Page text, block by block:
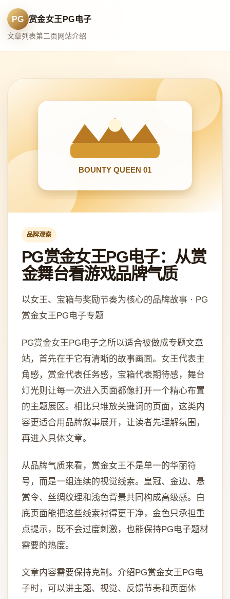
PG 赏金女王PG电子
文章列表第二页网站介绍
品牌观察
PG赏金女王PG电子：从赏
金舞台看游戏品牌气质
以女王、宝箱与奖励节奏为核心的品牌故事 · PG
赏金女王PG电子专题
PG赏金女王PG电子之所以适合被做成专题文章
站，首先在于它有清晰的故事画面。女王代表主
角感，赏金代表任务感，宝箱代表期待感，舞台
灯光则让每一次进入页面都像打开一个精心布置
的主题展区。相比只堆放关键词的页面，这类内
容更适合用品牌叙事展开，让读者先理解氛围，
再进入具体文章。
从品牌气质来看，赏金女王不是单一的华丽符
号，而是一组连续的视觉线索。皇冠、金边、悬
赏令、丝绸纹理和浅色背景共同构成高级感。白
底页面能把这些线索衬得更干净，金色只承担重
点提示，既不会过度刺激，也能保持PG电子题材
需要的热度。
文章内容需要保持克制。介绍PG赏金女王PG电
子时，可以讲主题、视觉、反馈节奏和页面体